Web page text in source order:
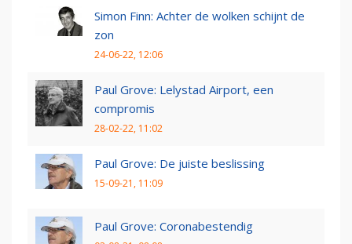
Simon Finn: Achter de wolken schijnt de
zon
24-06-22, 12:06
Paul Grove: Lelystad Airport, een
compromis
28-02-22, 11:02
Paul Grove: De juiste beslissing
15-09-21, 11:09
Paul Grove: Coronabestendig